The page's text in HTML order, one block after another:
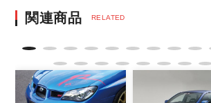
決済後の正式注文後のキャンセル
て
・決済後の正式注文後のキャン
不可となりますので、商品やカラ
違い無いようお願い致します。
関連商品 RELATED